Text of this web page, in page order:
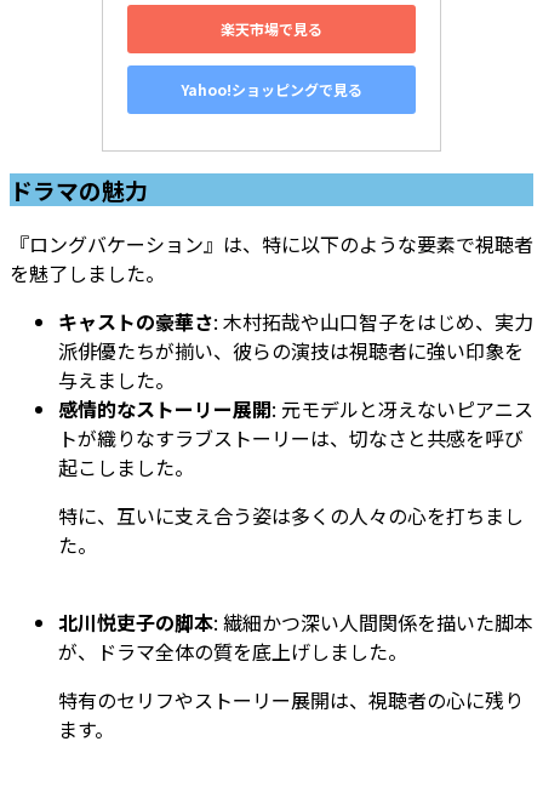
楽天市場で見る
Yahoo!ショッピングで見る
ドラマの魅力
『ロングバケーション』は、特に以下のような要素で視聴者
を魅了しました。
キャストの豪華さ: 木村拓哉や山口智子をはじめ、実力
派俳優たちが揃い、彼らの演技は視聴者に強い印象を
与えました。
感情的なストーリー展開: 元モデルと冴えないピアニス
トが織りなすラブストーリーは、切なさと共感を呼び
起こしました。
特に、互いに支え合う姿は多くの人々の心を打ちまし
た。
北川悦吏子の脚本: 繊細かつ深い人間関係を描いた脚本
が、ドラマ全体の質を底上げしました。
特有のセリフやストーリー展開は、視聴者の心に残り
ます。